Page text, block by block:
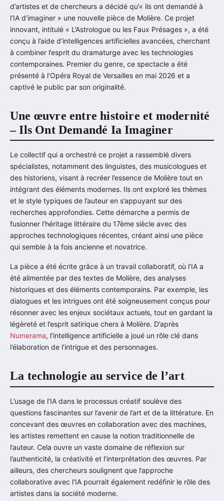
d’artistes et de chercheurs a décidé qu’« ils ont demandé à
l’IA d’imaginer » une nouvelle pièce de Molière. Ce projet
innovant, intitulé « L’Astrologue ou les Faux Présages », a été
conçu à l’aide d’intelligences artificielles avancées, cherchant
à combiner l’esprit du dramaturge avec les technologies
contemporaines. Premier du genre, ce spectacle a été
présenté à l’Opéra Royal de Versailles en mai 2026 et a
captivé le public par son originalité.
Une œuvre entre histoire et modernité
– Ils Ont Demandé Ia Imaginer
Le collectif qui a orchestré ce projet a rassemblé divers
spécialistes, notamment des linguistes, des musicologues et
des historiens, visant à recréer l’essence de Molière tout en
intégrant des éléments modernes. Ils ont exploré les thèmes
et le style typiques de l’auteur en s’appuyant sur des
recherches approfondies. Cette démarche a permis de
fusionner l’héritage littéraire du 17ème siècle avec des
approches technologiques récentes, créant ainsi une pièce
qui semble à la fois ancienne et novatrice.
La pièce a été écrite grâce à un travail collaboratif, où l’IA a
été alimentée par des textes de Molière, des analyses
historiques et des éléments contemporains. Par exemple, les
dialogues et les intrigues ont été soigneusement conçus pour
résonner avec les enjeux sociétaux actuels, tout en gardant la
légèreté et l’esprit satirique chers à Molière. D’après
Numerama, l’intelligence artificielle a joué un rôle clé dans
l’élaboration de l’intrigue et des personnages.
La technologie au service de l’art
L’usage de l’IA dans le processus créatif soulève des
questions fascinantes sur l’avenir de l’art et de la littérature. En
concevant des œuvres en collaboration avec des machines,
les artistes remettent en cause la notion traditionnelle de
l’auteur. Cela ouvre un vaste domaine de réflexion sur
l’authenticité, la créativité et l’interprétation des œuvres. Par
ailleurs, des chercheurs soulignent que l’approche
collaborative avec l’IA pourrait également redéfinir le rôle des
artistes dans la société moderne.